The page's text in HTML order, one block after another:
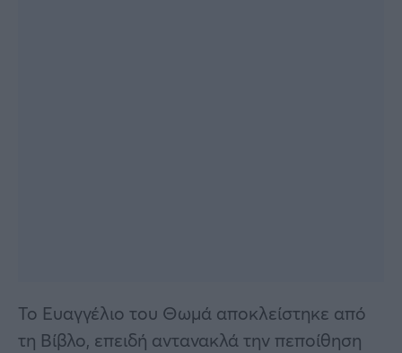
Το Ευαγγέλιο του Θωμά αποκλείστηκε από
τη Βίβλο, επειδή αντανακλά την πεποίθηση